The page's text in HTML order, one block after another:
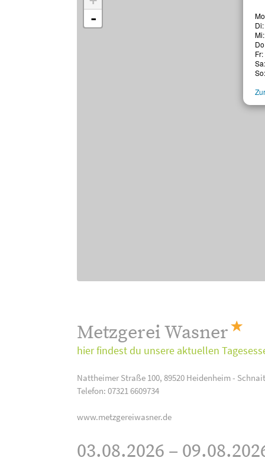
-
Metzgerei Wasner
hier findest du unsere aktuellen
Nattheimer Straße 100, 89520 Heidenheim -
Telefon: 07321 6609734
www.metzgereiwasner.de
03.08.2026 –